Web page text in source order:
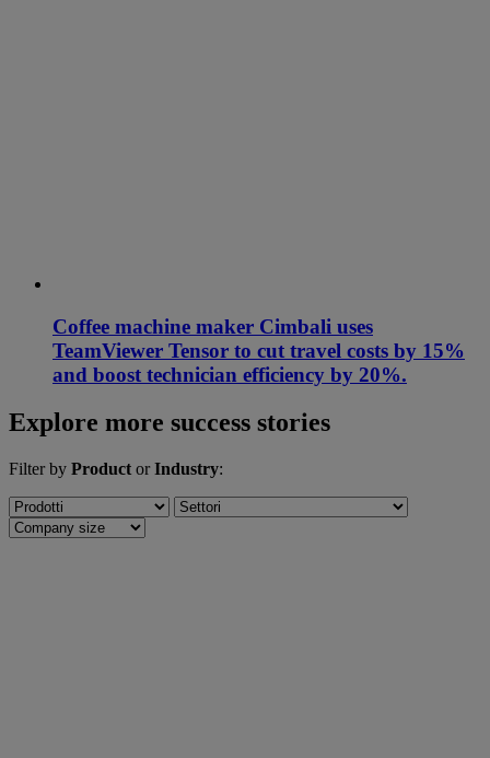
Coffee machine maker Cimbali uses
TeamViewer Tensor to cut travel costs by 15%
and boost technician efficiency by 20%.
Explore more success stories
Filter by Product orIndustry: